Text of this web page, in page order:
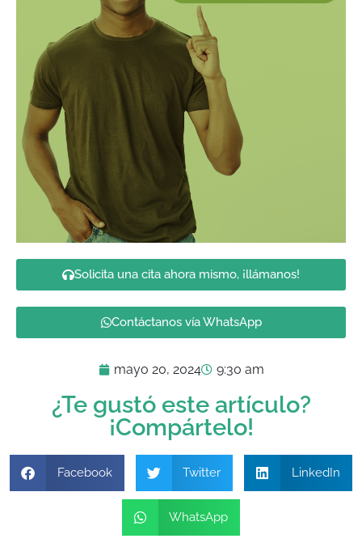
Solicita una cita ahora mismo, ¡llámanos!
Contáctanos vía WhatsApp
mayo 20, 2024 9:30 am
¿Te gustó este artículo?
¡Compártelo!
Facebook Twitter LinkedIn
WhatsApp